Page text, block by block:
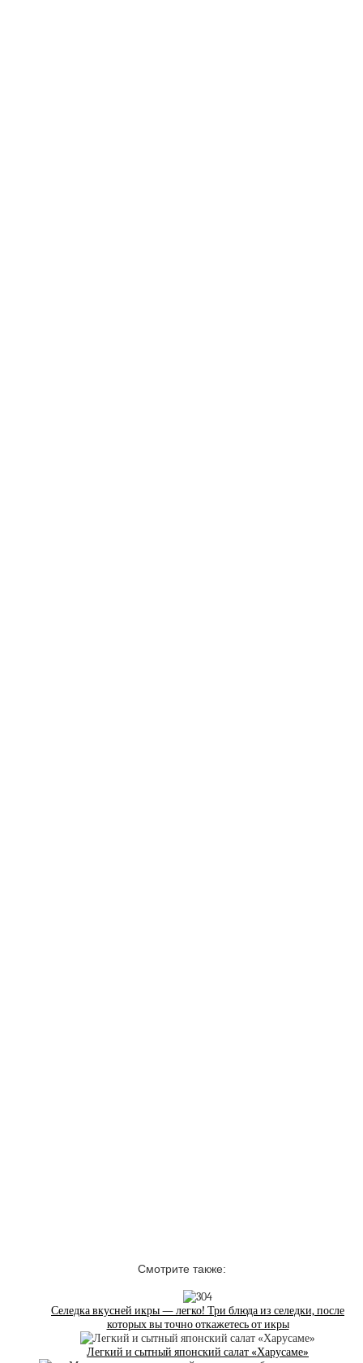
Смотрите также:
Селедка вкусней икры — легко! Три блюда из селедки, после
которых вы точно откажетесь от икры
Легкий и сытный японский салат «Харусаме»